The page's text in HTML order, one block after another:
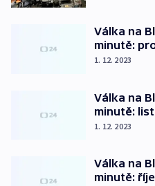
Válka na
minutě:
1. 12. 2023
Válka na
minutě:
1. 12. 2023
Válka na
minutě: